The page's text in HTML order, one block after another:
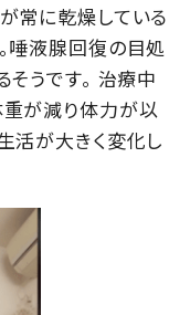
常に乾燥している
唾液腺回復の目処
そうです。 治療中
重が減り体力が以
活が大きく変化し